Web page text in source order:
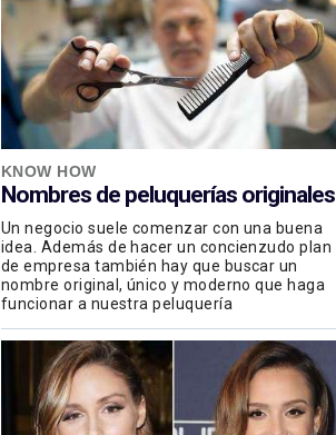
KNOW HOW
Nombres de peluquerías originales
Un negocio suele comenzar con una buena
idea. Además de hacer un concienzudo plan
de empresa también hay que buscar un
nombre original, único y moderno que haga
funcionar a nuestra peluquería